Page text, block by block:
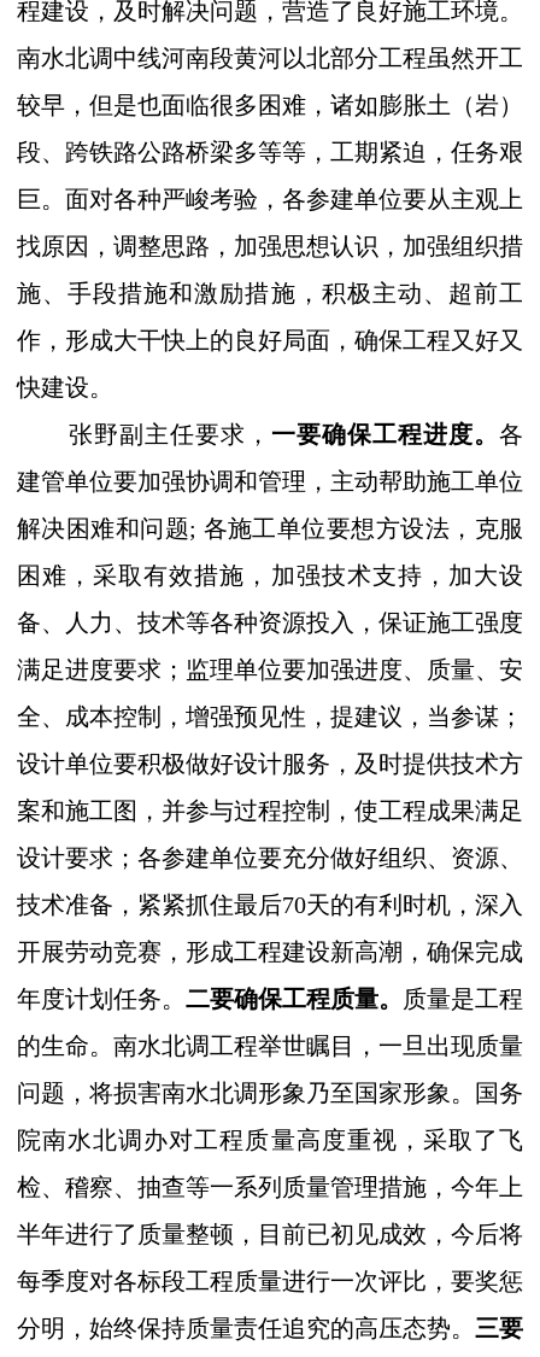
程建设，及时解决问题，营造了良好施工环境。
南水北调中线河南段黄河以北部分工程虽然开工
较早，但是也面临很多困难，诸如膨胀土（岩）
段、跨铁路公路桥梁多等等，工期紧迫，任务艰
巨。面对各种严峻考验，各参建单位要从主观上
找原因，调整思路，加强思想认识，加强组织措
施、手段措施和激励措施，积极主动、超前工
作，形成大干快上的良好局面，确保工程又好又
快建设。
张野副主任要求， 一要确保工程进度。各
建管单位要加强协调和管理，主动帮助施工单位
解决困难和问题; 各施工单位要想方设法，克服
困难，采取有效措施，加强技术支持，加大设
备、人力、技术等各种资源投入，保证施工强度
满足进度要求；监理单位要加强进度、质量、安
全、成本控制，增强预见性，提建议，当参谋；
设计单位要积极做好设计服务，及时提供技术方
案和施工图，并参与过程控制，使工程成果满足
设计要求；各参建单位要充分做好组织、资源、
技术准备，紧紧抓住最后70天的有利时机，深入
开展劳动竞赛，形成工程建设新高潮，确保完成
年度计划任务。 二要确保工程质量。
质量是工程
的生命。南水北调工程举世瞩目，一旦出现质量
问题，将损害南水北调形象乃至国家形象。国务
院南水北调办对工程质量高度重视，采取了飞
检、稽察、抽查等一系列质量管理措施，今年上
半年进行了质量整顿，目前已初见成效，今后将
每季度对各标段工程质量进行一次评比，要奖惩
分明，始终保持质量责任追究的高压态势。 三要